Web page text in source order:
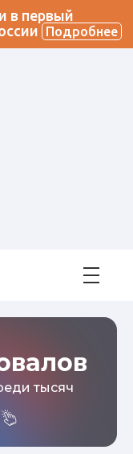
в первый
Подробнее
тысяч